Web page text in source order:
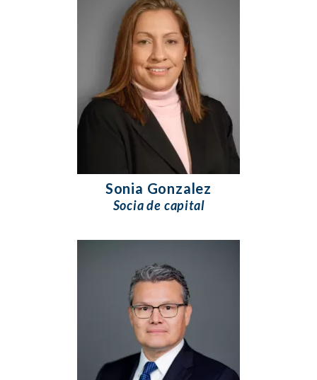
Sonia Gonzalez
Socia de capital